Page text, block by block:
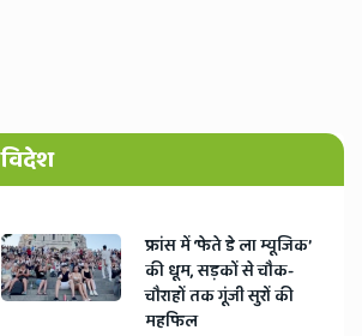
विदेश
​फ्रांस में ‘फेते डे ला म्यूजिक’
की धूम, सड़कों से चौक-
चौराहों तक गूंजी सुरों की
महफिल